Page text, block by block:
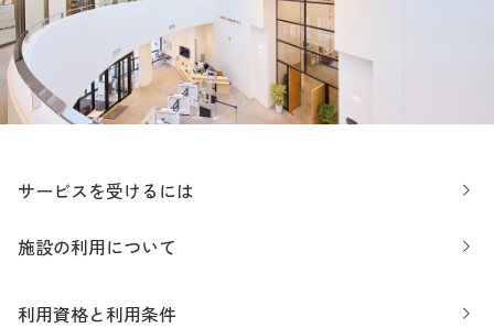
サービスを受けるには
施設の利用について
利用資格と利用条件